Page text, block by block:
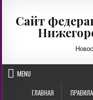
contentСайт
MENU
ГЛАВНАЯ